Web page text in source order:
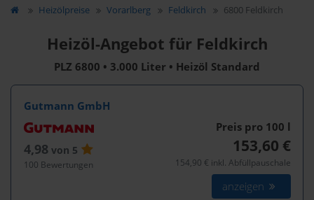
Heizölpreise Vorarlberg Feldkirch 6800 Feldkirch
Heizöl-Angebot für Feldkirch
PLZ 6800 • 3.000 Liter • Heizöl Standard
Gutmann GmbH
4,98 von 5
100 Bewertungen
Preis pro 100 l
153,60 €
154,90 € inkl. Abfüllpauschale
anzeigen